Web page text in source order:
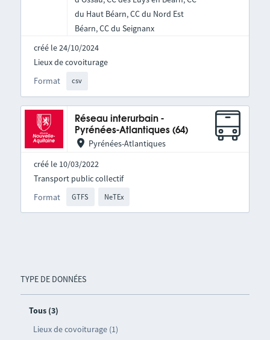
TYPE DE DONNÉES
Tous (3)
Lieux de covoiturage (1)
du Haut Béarn, CC du Nord Est
Béarn, CC du Seignanx
créé le 24/10/2024
Format csv
Lieux de covoiturage
Réseau interurbain -
Pyrénées-Atlantiques (64)
Pyrénées-Atlantiques
créé le 10/03/2022
Format GTFS NeTEx
Transport public collectif